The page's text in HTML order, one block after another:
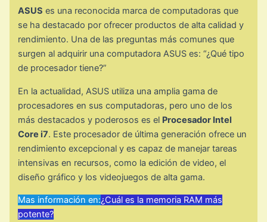
ASUS es una reconocida marca de computadoras que
se ha destacado por ofrecer productos de alta calidad y
rendimiento. Una de las preguntas más comunes que
surgen al adquirir una computadora ASUS es: “¿Qué tipo
de procesador tiene?”
En la actualidad, ASUS utiliza una amplia gama de
procesadores en sus computadoras, pero uno de los
más destacados y poderosos es el Procesador Intel
Core i7. Este procesador de última generación ofrece un
rendimiento excepcional y es capaz de manejar tareas
intensivas en recursos, como la edición de video, el
diseño gráfico y los videojuegos de alta gama.
Mas información en:¿Cuál es la memoria RAM más
potente?